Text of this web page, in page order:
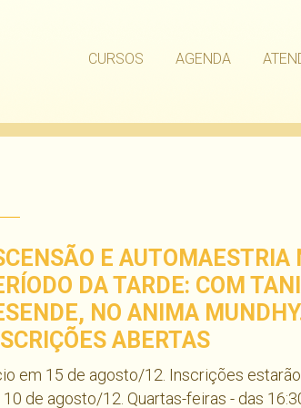
CURSOS AGENDA
E AUTOMAESTRIA
DA TARDE: COM
NO ANIMA
ABERTAS
em 15 de agosto/12. Inscrições
de agosto/12. Quartas-feiras - das